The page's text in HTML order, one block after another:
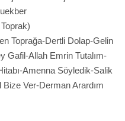
Toprağa-Dertli Dolap-Gelin
Gafil-Allah Emrin Tutalım-
Amenna Söyledik-Salik
Ver-Derman Arardım